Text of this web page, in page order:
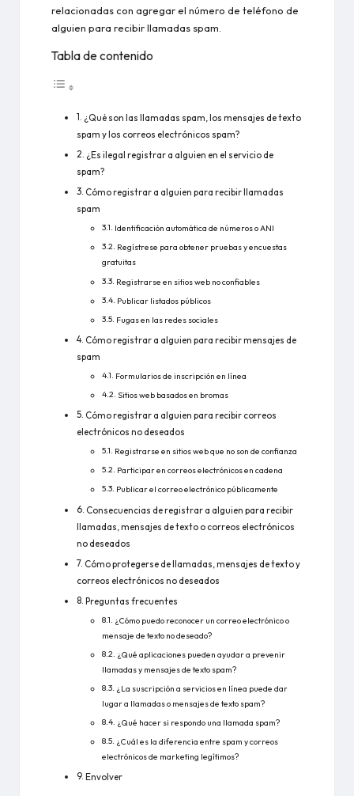
relacionadas con agregar el número de teléfono de
alguien para recibir llamadas spam.
Tabla de contenido
¿Qué son las llamadas spam, los mensajes de texto
spam y los correos electrónicos spam?
¿Es ilegal registrar a alguien en el servicio de
spam?
Cómo registrar a alguien para recibir llamadas
spam
Identificación automática de números o ANI
Regístrese para obtener pruebas y encuestas
gratuitas
Registrarse en sitios web no confiables
Publicar listados públicos
Fugas en las redes sociales
Cómo registrar a alguien para recibir mensajes de
spam
Formularios de inscripción en línea
Sitios web basados en bromas
Cómo registrar a alguien para recibir correos
electrónicos no deseados
Registrarse en sitios web que no son de confianza
Participar en correos electrónicos en cadena
Publicar el correo electrónico públicamente
Consecuencias de registrar a alguien para recibir
llamadas, mensajes de texto o correos electrónicos
no deseados
Cómo protegerse de llamadas, mensajes de texto y
correos electrónicos no deseados
Preguntas frecuentes
¿Cómo puedo reconocer un correo electrónico o
mensaje de texto no deseado?
¿Qué aplicaciones pueden ayudar a prevenir
llamadas y mensajes de texto spam?
¿La suscripción a servicios en línea puede dar
lugar a llamadas o mensajes de texto spam?
¿Qué hacer si respondo una llamada spam?
¿Cuál es la diferencia entre spam y correos
electrónicos de marketing legítimos?
Envolver